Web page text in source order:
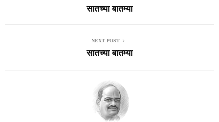
सातच्या बातम्या
NEXT POST
सातच्या बातम्या